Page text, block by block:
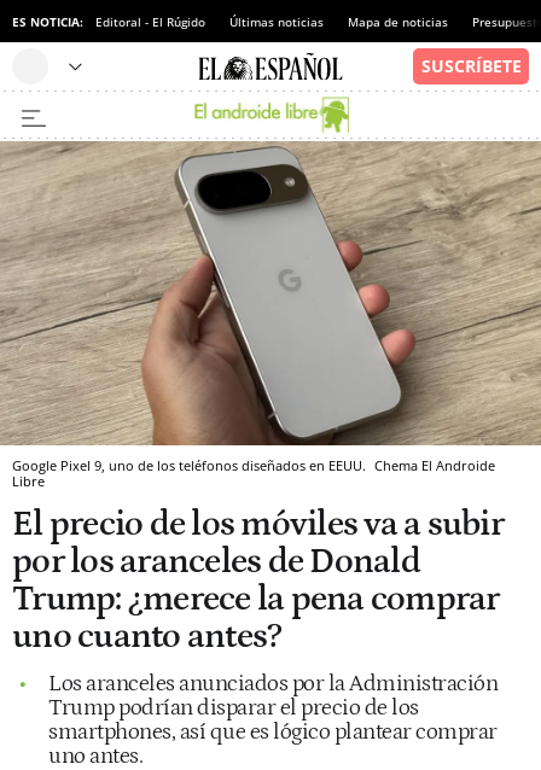
ES NOTICIA: Editoral - El Rúgido Últimas noticias Mapa de noticias
Google Pixel 9, uno de los teléfonos diseñados en EEUU. Chema El Androide
Libre
El precio de los móviles va a subir
por los aranceles de Donald
Trump: ¿merece la pena comprar
uno cuanto antes?
Los aranceles anunciados por la Administración
Trump podrían disparar el precio de los
smartphones, así que es lógico plantear comprar
uno antes.